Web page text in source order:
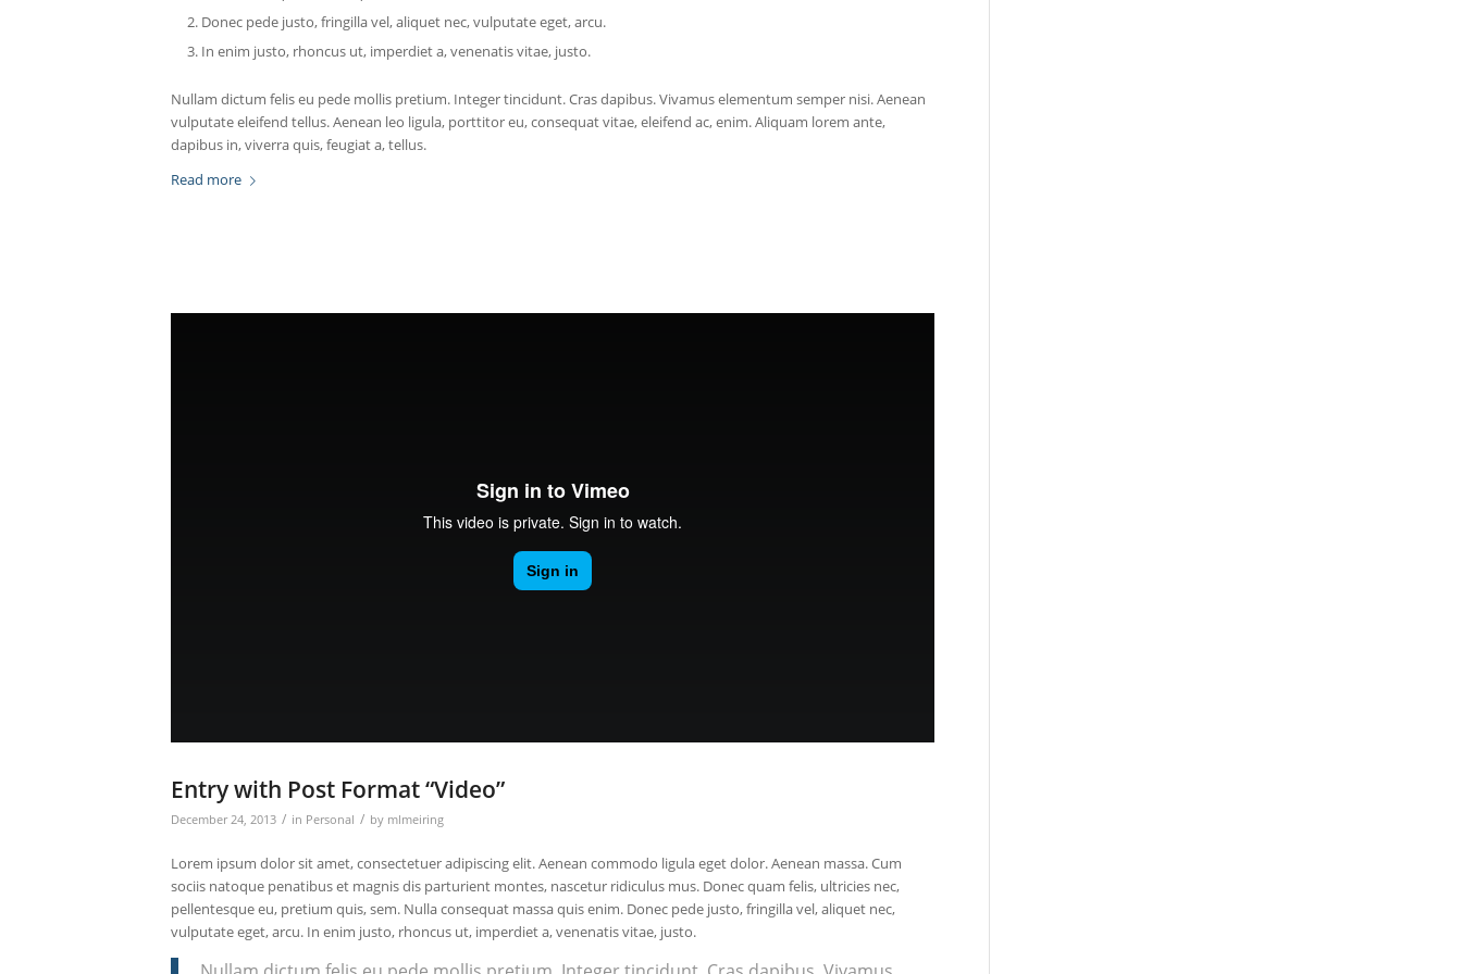
Donec pede justo, fringilla vel, aliquet nec, vulputate eget, arcu.
In enim justo, rhoncus ut, imperdiet a, venenatis vitae, justo.
Nullam dictum felis eu pede mollis pretium. Integer tincidunt. Cras dapibus. Vivamus elementum semper nisi. Aenean
vulputate eleifend tellus. Aenean leo ligula, porttitor eu, consequat vitae, eleifend ac, enim. Aliquam lorem ante,
dapibus in, viverra quis, feugiat a, tellus.
Read more
Entry with Post Format “Video”
December 24, 2013 / in Personal / by mlmeiring
Lorem ipsum dolor sit amet, consectetuer adipiscing elit. Aenean commodo ligula eget dolor. Aenean massa. Cum
sociis natoque penatibus et magnis dis parturient montes, nascetur ridiculus mus. Donec quam felis, ultricies nec,
pellentesque eu, pretium quis, sem. Nulla consequat massa quis enim. Donec pede justo, fringilla vel, aliquet nec,
vulputate eget, arcu. In enim justo, rhoncus ut, imperdiet a, venenatis vitae, justo.